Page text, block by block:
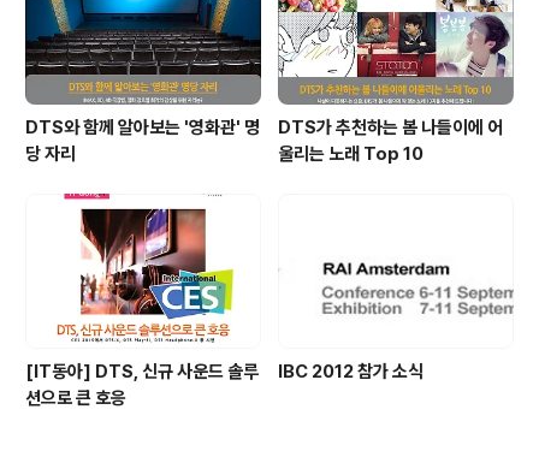
DTS와 함께 알아보는 '영화관' 명
당 자리
DTS가 추천하는 봄 나들이에 어
울리는 노래 Top 10
[IT동아] DTS, 신규 사운드 솔루
션으로 큰 호응
IBC 2012 참가 소식